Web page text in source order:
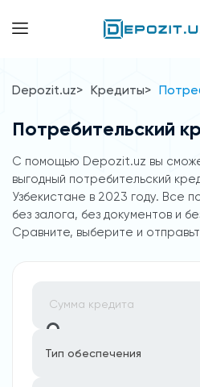
Depozit.uz Кредиты
Потребительский
C помощью Depozit.uz вы
выгодный потребительский
Узбекистане в 2023 году. Все
без залога, без документов и
Сравните, выберите и
Тип обеспечения